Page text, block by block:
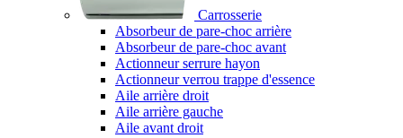
Carrosserie
Absorbeur de pare-choc arrière
Absorbeur de pare-choc avant
Actionneur serrure hayon
Actionneur verrou trappe d'essence
Aile arrière droit
Aile arrière gauche
Aile avant droit